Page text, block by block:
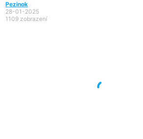
Pezinok
28-01-2025
1109 zobrazení